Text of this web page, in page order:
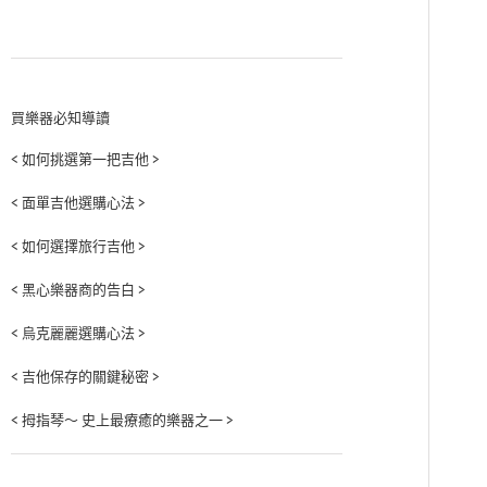
買樂器必知導讀
< 如何挑選第一把吉他 >
< 面單吉他選購心法 >
< 如何選擇旅行吉他 >
< 黑心樂器商的告白 >
< 烏克麗麗選購心法 >
< 吉他保存的關鍵秘密 >
< 拇指琴～ 史上最療癒的樂器之一 >